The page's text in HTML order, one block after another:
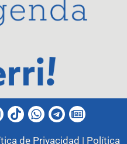
de Privacidad | Política